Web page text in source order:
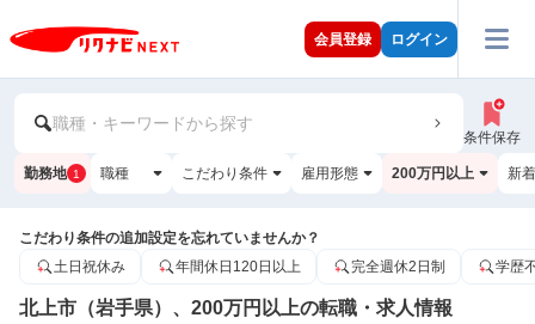
会員登録 ログイン
職種・キーワードから探す
条件保存
勤務地 1 職種 こだわり条件 雇用形態 200万円以上 新
こだわり条件の追加設定を忘れていませんか？
土日祝休み
年間休日120日以上 完全週休2日制 学歴
北上市（岩手県）、200万円以上の転職・求人情報